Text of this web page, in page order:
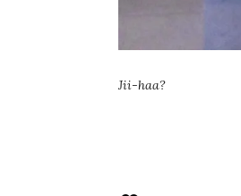
Jii-haa?